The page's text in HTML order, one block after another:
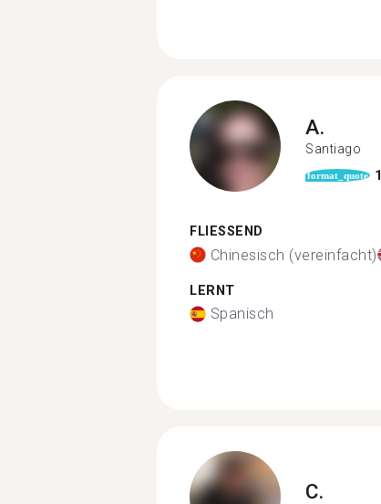
A.
Santiago
format_quote 1
FLIESSEND
Chinesisch (vereinfacht)
LERNT
Spanisch
C.